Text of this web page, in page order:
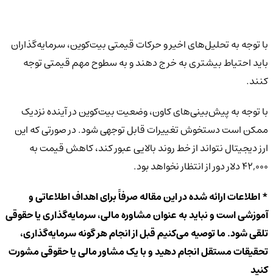
با توجه به تحلیل‌های اخیر و حرکات قیمتی بیت‌کوین، سرمایه‌گذاران
باید احتیاط بیشتری به خرج دهند و به سطوح مهم قیمتی توجه
کنند.
با توجه به پیش‌بینی‌های کاون، وضعیت بیت‌کوین در آینده نزدیک
ممکن است دستخوش تغییرات قابل توجهی شود. در صورتی که این
ارز دیجیتال نتواند از خط روند بالایی عبور کند، کاهش قیمت به
۴۲,۰۰۰ دلار دور از انتظار نخواهد بود.
* اطلاعات ارائه شده در این مقاله صرفاً برای اهداف اطلاعاتی و
آموزشی است و نباید به عنوان مشاوره مالی، سرمایه‌گذاری یا حقوقی
تلقی شود. ما توصیه می‌کنیم قبل از انجام هر گونه سرمایه‌گذاری،
تحقیقات مستقل انجام دهید و با یک مشاور مالی یا حقوقی مشورت
کنید